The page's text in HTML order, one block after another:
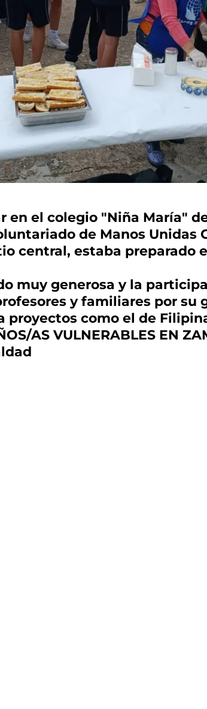
en el colegio "Niña María"
de Manos Unidas
central, estaba preparado
muy generosa y la
y familiares por su
como el de
AS VULNERABLES EN